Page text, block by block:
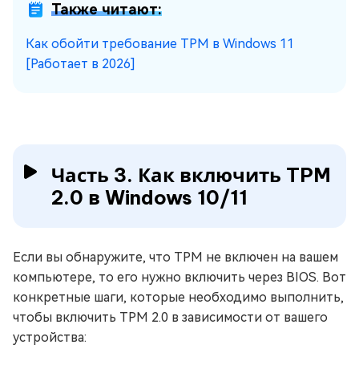
Также читают:
Как обойти требование TPM в Windows 11
[Работает в 2026]
Часть 3. Как включить TPM
2.0 в Windows 10/11
Если вы обнаружите, что TPM не включен на вашем
компьютере, то его нужно включить через BIOS. Вот
конкретные шаги, которые необходимо выполнить,
чтобы включить TPM 2.0 в зависимости от вашего
устройства: